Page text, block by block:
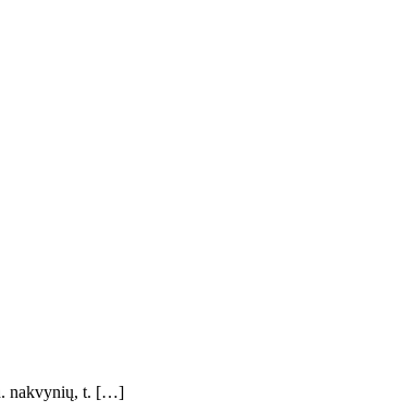
nakvynių, t. […]